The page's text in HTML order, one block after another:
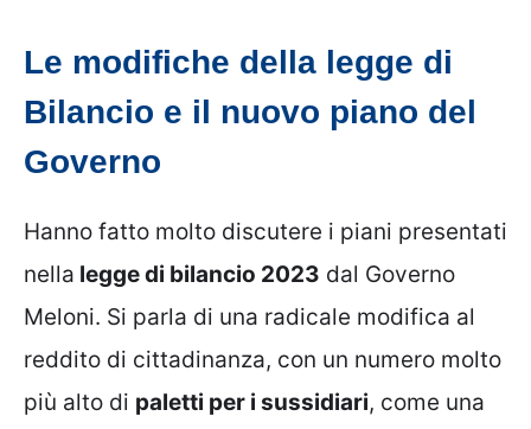
Le modifiche della legge di
Bilancio e il nuovo piano del
Governo
Hanno fatto molto discutere i piani presentati
nella legge di bilancio 2023 dal Governo
Meloni. Si parla di una radicale modifica al
reddito di cittadinanza, con un numero molto
più alto di paletti per i sussidiari, come una